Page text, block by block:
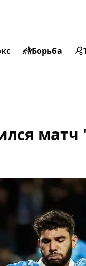
Борьба